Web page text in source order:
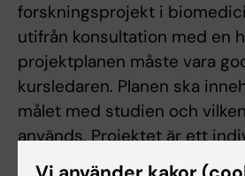
forskningsprojekt i
utifrån konsultation med en
projektplanen måste vara
kursledaren. Planen ska
målet med studien och
används. Projektet är ett
och ska inkludera en